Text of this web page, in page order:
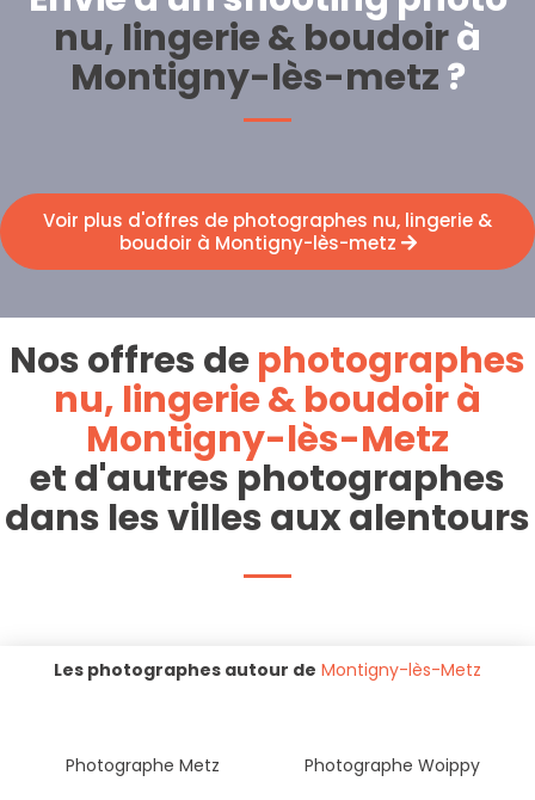
nu, lingerie & boudoirà
Montigny-lès-metz?
Voir plus d'offres de photographes nu, lingerie &
boudoir à Montigny-lès-metz
Nos offres dephotographes
nu, lingerie & boudoir à
Montigny-lès-Metz
et d'autres photographes
dans les villes aux alentours
Les photographes autour de Montigny-lès-Metz
Photographe Metz
Photographe Woippy